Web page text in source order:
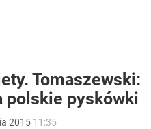
Tomaszewski:
polskie pyskówki
2015 11:35